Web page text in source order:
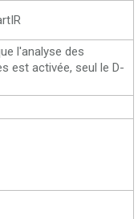
l'analyse des
est activée, seul le D-